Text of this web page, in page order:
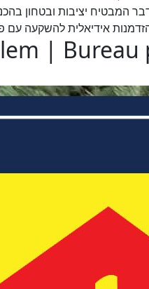
המבטיח יציבות ובטחון
אידיאלית להשקעה עם
|